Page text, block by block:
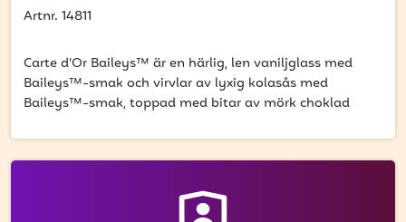
E-postadress
Artnr. 14811
Carte d’Or Baileys™ är en härlig, len vaniljglass med
Baileys™-smak och virvlar av lyxig kolasås med
Baileys™-smak, toppad med bitar av mörk choklad